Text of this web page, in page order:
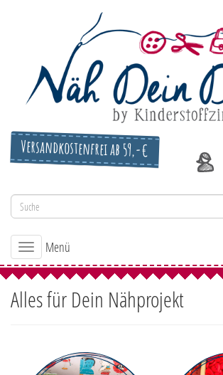
Versandkostenfrei ab 59,-€
Toggle
navigation
Menü
Alles für Dein Nähprojekt